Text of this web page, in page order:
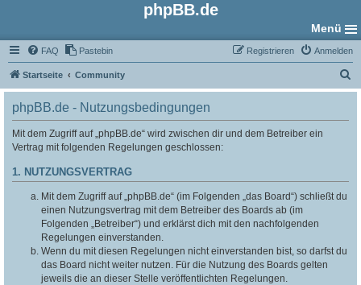
phpBB.de
Menü
FAQ Pastebin Anmelden
Registrieren
Startseite Community
u
phpBB.de - Nutzungsbedingungen
Mit dem Zugriff auf „phpBB.de“ wird zwischen dir und dem Betreiber ein
Vertrag mit folgenden Regelungen geschlossen:
1. NUTZUNGSVERTRAG
Mit dem Zugriff auf „phpBB.de“ (im Folgenden „das Board“) schließt du
einen Nutzungsvertrag mit dem Betreiber des Boards ab (im
Folgenden „Betreiber“) und erklärst dich mit den nachfolgenden
Regelungen einverstanden.
Wenn du mit diesen Regelungen nicht einverstanden bist, so darfst du
das Board nicht weiter nutzen. Für die Nutzung des Boards gelten
jeweils die an dieser Stelle veröffentlichten Regelungen.